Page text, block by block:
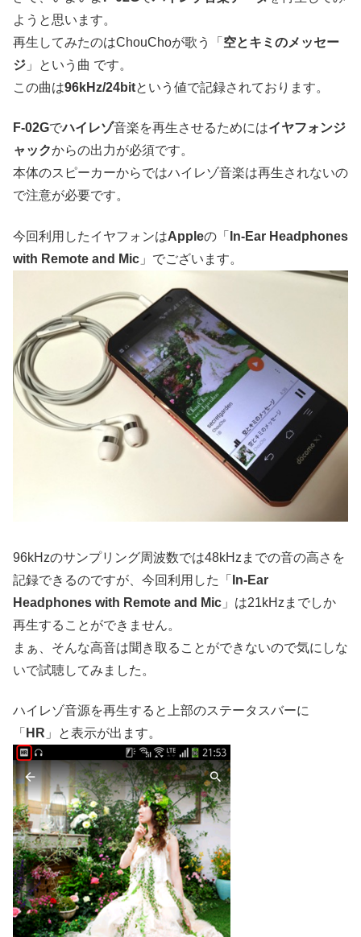
ようと思います。
再生してみたのはChouChoが歌う「 空とキミのメッセー
ジ 」という曲 です。
この曲は96kHz/24bitという値で記録されております。
F-02Gでハイレゾ音楽を再生させるためにはイヤフォンジ
ャックからの出力が必須です。
本体のスピーカーからではハイレゾ音楽は再生されないの
で注意が必要です。
今回利用したイヤフォンはAppleの「
In-Ear Headphones
with Remote and Mic 」でございます。
96kHzのサンプリング周波数では48kHzまでの音の高さを
記録できるのですが、今回利用した「
In-Ear
Headphones with Remote and Mic 」は21kHzまでしか
再生することができません。
まぁ、そんな高音は聞き取ることができないので気にしな
いで試聴してみました。
ハイレゾ音源を再生すると上部のステータスバーに
「 HR 」と表示が出ます。